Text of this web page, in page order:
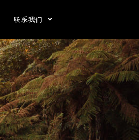
联系我们